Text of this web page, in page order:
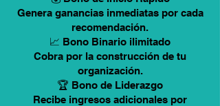
Genera ganancias inmediatas por cada
recomendación.
📈 Bono Binario ilimitado
Cobra por la construcción de tu
organización.
🏆 Bono de Liderazgo
Recibe ingresos adicionales por